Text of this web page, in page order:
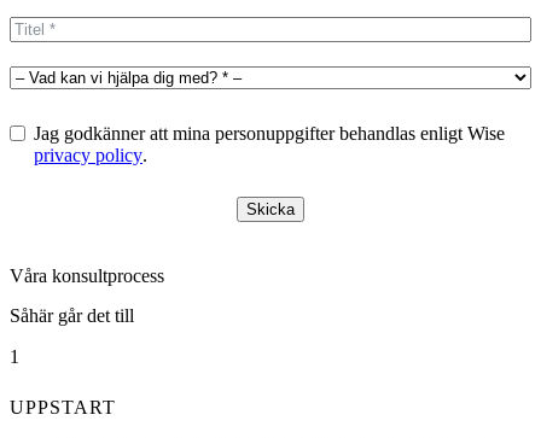
+1
Jag godkänner att mina personuppgifter behandlas enligt Wise
privacy policy.
Skicka
Våra konsultprocess
Såhär går det till
1
UPPSTART